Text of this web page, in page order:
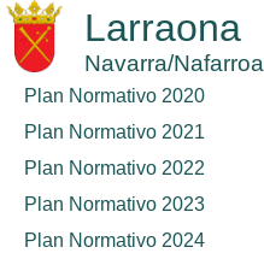
Larraona
Navarra/Nafarroa
Plan Normativo 2020
Plan Normativo 2021
Plan Normativo 2022
Plan Normativo 2023
Plan Normativo 2024